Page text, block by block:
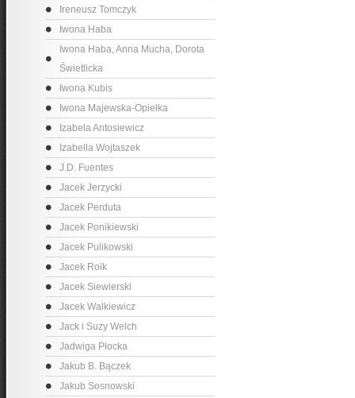
Ireneusz Tomczyk
Iwona Haba
Iwona Haba, Anna Mucha, Dorota
Świetlicka
Iwona Kubis
Iwona Majewska-Opiełka
Izabela Antosiewicz
Izabella Wojtaszek
J.D. Fuentes
Jacek Jerzycki
Jacek Perduta
Jacek Ponikiewski
Jacek Pulikowski
Jacek Roik
Jacek Siewierski
Jacek Walkiewicz
Jack i Suzy Welch
Jadwiga Płocka
Jakub B. Bączek
Jakub Sosnowski